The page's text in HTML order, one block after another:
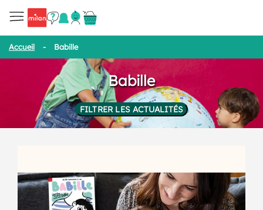
Accueil - Babille
Babille
FILTRER LES ACTUALITÉS